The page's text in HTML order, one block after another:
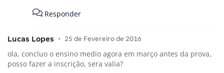
Responder
Lucas Lopes • 25 de Fevereiro de 2016
ola, concluo o ensino medio agora em março antes da prova,
posso fazer a inscrição, sera valia?